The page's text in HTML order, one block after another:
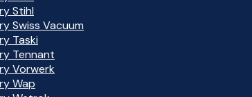
Stihl
Swiss Vacuum
Taski
Tennant
Vorwerk
Wap